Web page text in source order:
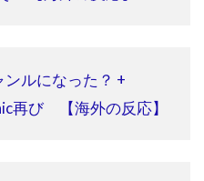
ンルになった？ +
再び 【海外の反応】